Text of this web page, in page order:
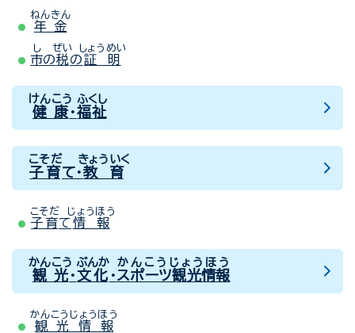
年金
ねんきん
市
し
の税
ぜい
の証明
しょうめい
健康
けんこう
・福祉
ふくし
子育
こそだ
て・教育
きょういく
子育
こそだ
て 情報
じょうほう
観光
かんこう
・文化
ぶんか
・ スポーツ観光情報
かんこうじょうほう
観光情報
かんこうじょうほう